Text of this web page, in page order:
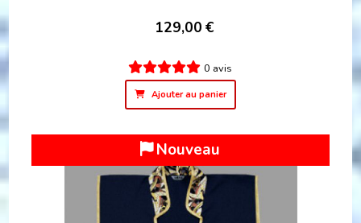
129,00 €
0 avis
Ajouter au panier
Nouveau